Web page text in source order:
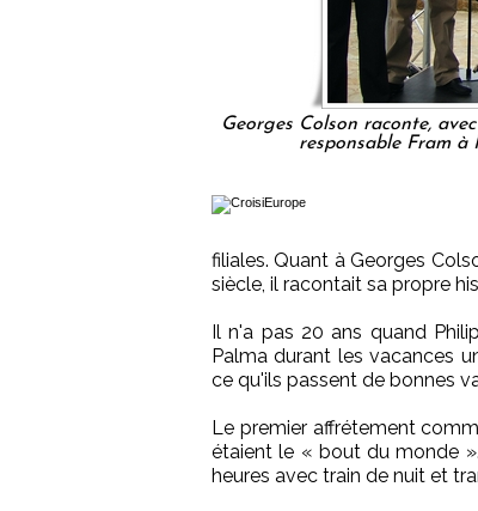
Georges Colson raconte,
responsable Fram à
filiales. Quant à Georges
siècle, il racontait sa propre
Il n'a pas 20 ans quand
Palma durant les vacances
ce qu'ils passent de bonnes
Le premier affrétement
étaient le « bout du monde
heures avec train de nuit et